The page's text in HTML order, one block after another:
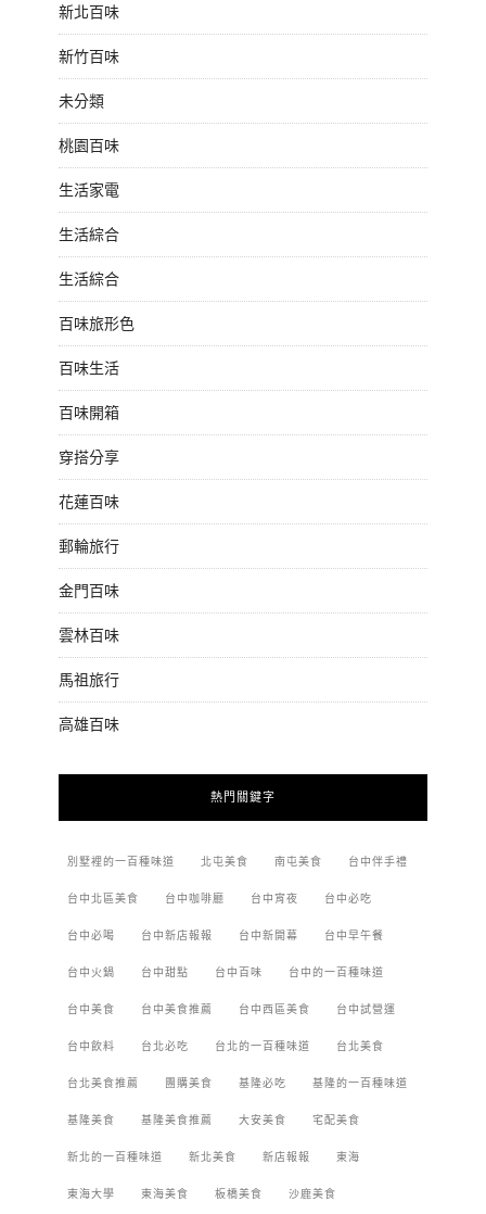
新北百味
新竹百味
未分類
桃園百味
生活家電
生活綜合
生活綜合
百味旅形色
百味生活
百味開箱
穿搭分享
花蓮百味
郵輪旅行
金門百味
雲林百味
馬祖旅行
高雄百味
熱門關鍵字
別墅裡的一百種味道 北屯美食 南屯美食 台中伴手禮
台中北區美食 台中咖啡廳 台中宵夜 台中必吃
台中必喝 台中新店報報 台中新開幕 台中早午餐
台中火鍋 台中甜點 台中百味 台中的一百種味道
台中美食 台中美食推薦 台中西區美食 台中試營運
台中飲料 台北必吃 台北的一百種味道 台北美食
台北美食推薦 團購美食 基隆必吃 基隆的一百種味道
基隆美食 基隆美食推薦 大安美食 宅配美食
新北的一百種味道 新北美食 新店報報 東海
東海大學 東海美食 板橋美食 沙鹿美食